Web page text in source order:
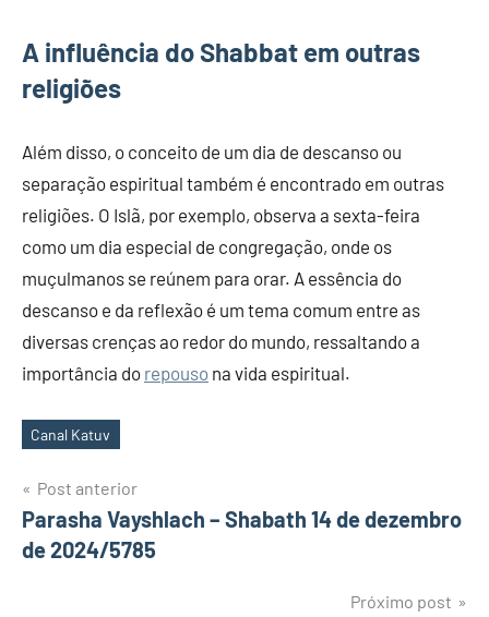
A influência do Shabbat em outras
religiões
Além disso, o conceito de um dia de descanso ou
separação espiritual também é encontrado em outras
religiões. O Islã, por exemplo, observa a sexta-feira
como um dia especial de congregação, onde os
muçulmanos se reúnem para orar. A essência do
descanso e da reflexão é um tema comum entre as
diversas crenças ao redor do mundo, ressaltando a
importância do repouso na vida espiritual.
Tags
Canal Katuv
Navegação
de
Post anterior
Parasha Vayshlach – Shabath 14 de dezembro
de 2024/5785
Próximo post